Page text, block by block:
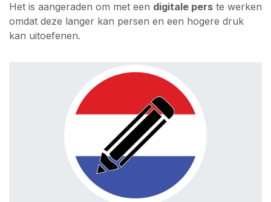
Het is aangeraden om met een digitale pers te werken
omdat deze langer kan persen en een hogere druk
kan uitoefenen.